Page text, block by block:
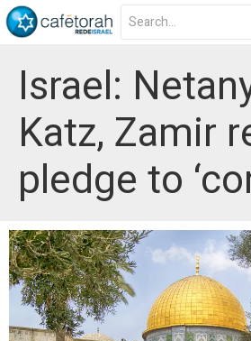
Israel:
Katz, Zamir
pledge to